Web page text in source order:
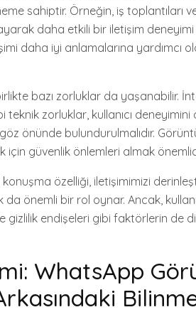
sahiptir. Örneğin, iş toplantıları
daha etkili bir iletişim deneyimi
daha iyi anlamalarına yardımcı
bazı zorluklar da yaşanabilir.
teknik zorluklar, kullanıcı
önünde bulundurulmalıdır.
için güvenlik önlemleri almak
özelliği, iletişimimizi
önemli bir rol oynar. Ancak,
endişeleri gibi faktörlerin de
WhatsApp